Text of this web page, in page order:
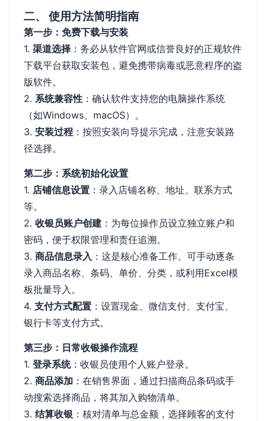
二、 使用方法简明指南
第一步：免费下载与安装
1. 渠道选择 ：务必从软件官网或信誉良好的正规软件
下载平台获取安装包，避免携带病毒或恶意程序的盗
版软件。
2. 系统兼容性 ：确认软件支持您的电脑操作系统
（如Windows、macOS）。
3. 安装过程 ：按照安装向导提示完成，注意安装路
径选择。
第二步：系统初始化设置
1. 店铺信息设置 ：录入店铺名称、地址、联系方式
等。
2. 收银员账户创建 ：为每位操作员设立独立账户和
密码，便于权限管理和责任追溯。
3. 商品信息录入 ：这是核心准备工作。可手动逐条
录入商品名称、条码、单价、分类，或利用Excel模
板批量导入。
4. 支付方式配置 ：设置现金、微信支付、支付宝、
银行卡等支付方式。
第三步：日常收银操作流程
1. 登录系统：收银员使用个人账户登录。
2. 商品添加 ：在销售界面，通过扫描商品条码或手
动搜索选择商品，将其加入购物清单。
3. 结算收银 ：核对清单与总金额，选择顾客的支付